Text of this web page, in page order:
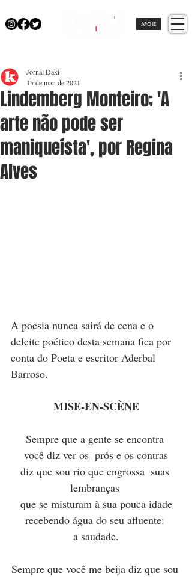
APOIE
Lindemberg Monteiro; 'A
arte não pode ser
maniqueísta', por Regina
Alves
Jornal Daki
15 de mar. de 2021
A poesia nunca sairá de cena e o
deleite poético desta semana fica por
conta do Poeta e escritor Aderbal
Barroso.
MISE-EN-SCÈNE
Sempre que a gente se encontra
você diz ver os  prós e os contras
diz que sou rio que engrossa  suas
lembranças
que se misturam à sua pouca idade
recebendo água do seu afluente:
a saudade.
Sempre que você me beija diz que sou